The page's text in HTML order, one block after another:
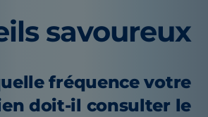
savoureux
fréquence votre
doit-il consulter le